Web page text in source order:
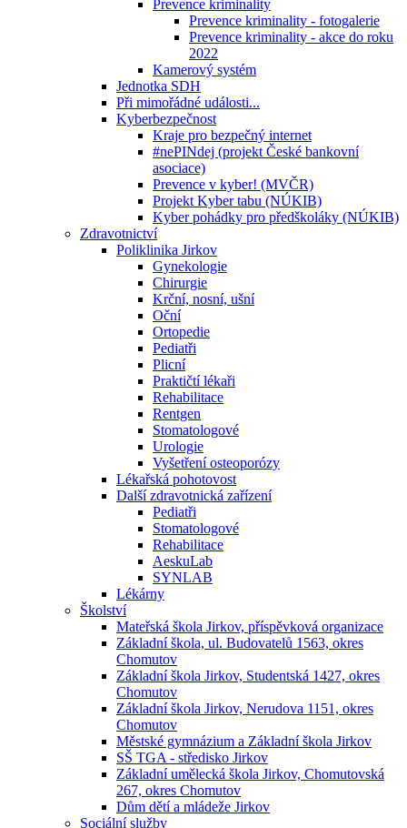
Prevence kriminality
Prevence kriminality - fotogalerie
Prevence kriminality - akce do roku
2022
Kamerový systém
Jednotka SDH
Při mimořádné události...
Kyberbezpečnost
Kraje pro bezpečný internet
#nePINdej (projekt České bankovní
asociace)
Prevence v kyber! (MVČR)
Projekt Kyber tabu (NÚKIB)
Kyber pohádky pro předškoláky (NÚKIB)
Zdravotnictví
Poliklinika Jirkov
Gynekologie
Chirurgie
Krční, nosní, ušní
Oční
Ortopedie
Pediatři
Plicní
Praktičtí lékaři
Rehabilitace
Rentgen
Stomatologové
Urologie
Vyšetření osteoporózy
Lékařská pohotovost
Další zdravotnická zařízení
Pediatři
Stomatologové
Rehabilitace
AeskuLab
SYNLAB
Lékárny
Školství
Mateřská škola Jirkov, příspěvková organizace
Základní škola, ul. Budovatelů 1563, okres
Chomutov
Základní škola Jirkov, Studentská 1427, okres
Chomutov
Základní škola Jirkov, Nerudova 1151, okres
Chomutov
Městské gymnázium a Základní škola Jirkov
SŠ TGA - středisko Jirkov
Základní umělecká škola Jirkov, Chomutovská
267, okres Chomutov
Dům dětí a mládeže Jirkov
Sociální služby